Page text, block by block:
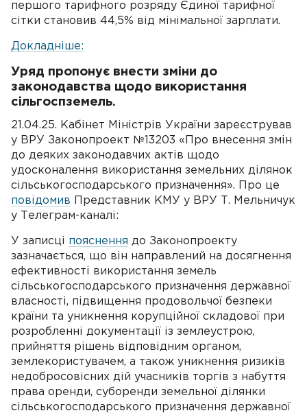
першого тарифного розряду Єдиної тарифної
сітки становив 44,5% від мінімальної зарплати.
Докладніше:
Уряд пропонує внести зміни до
законодавства щодо використання
сільгоспземель.
21.04.25. Кабінет Міністрів України зареєстрував
у ВРУ Законопроект №13203 «Про внесення змін
до деяких законодавчих актів щодо
удосконалення використання земельних ділянок
сільськогосподарського призначення». Про це
повідомив Представник КМУ у ВРУ Т. Мельничук
у Телеграм-каналі:
У записці пояснення до Законопроекту
зазначається, що він направлений на досягнення
ефективності використання земель
сільськогосподарського призначення державної
власності, підвищення продовольчої безпеки
країни та уникнення корупційної складової при
розробленні документації із землеустрою,
прийняття рішень відповідним органом,
землекористувачем, а також уникнення ризиків
недобросовісних дій учасників торгів з набуття
права оренди, суборенди земельної ділянки
сільськогосподарського призначення державної